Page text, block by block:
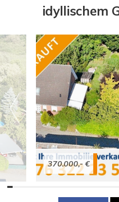
idyllischem
370.000,- €